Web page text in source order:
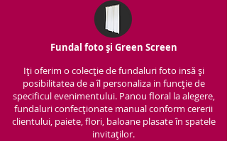
Fundal foto și Green Screen
Iți oferim o colecție de fundaluri foto insă și
posibilitatea de a îl personaliza in funcție de
specificul evenimentului. Panou floral la alegere,
fundaluri confecționate manual conform cererii
clientului, paiete, flori, baloane plasate în spatele
invitaților.